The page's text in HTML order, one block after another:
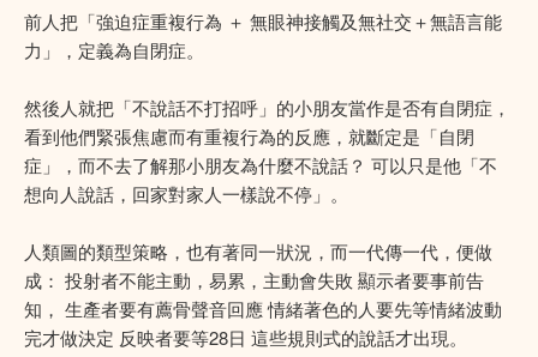
前人把「強迫症重複行為 ＋ 無眼神接觸及無社交＋無語言能
力」，定義為自閉症。
然後人就把「不說話不打招呼」的小朋友當作是否有自閉症，
看到他們緊張焦慮而有重複行為的反應，就斷定是「自閉
症」，而不去了解那小朋友為什麼不說話？ 可以只是他「不
想向人說話，回家對家人一樣說不停」。
人類圖的類型策略，也有著同一狀況，而一代傳一代，便做
成： 投射者不能主動，易累，主動會失敗 顯示者要事前告
知， 生產者要有薦骨聲音回應 情緒著色的人要先等情緒波動
完才做決定 反映者要等28日 這些規則式的說話才出現。